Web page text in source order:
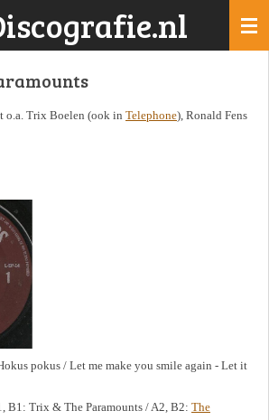
o.a. Trix Boelen (ook in Telephone), Ronald Fens
pokus / Let me make you smile again - Let it
B1: Trix & The Paramounts / A2, B2: The